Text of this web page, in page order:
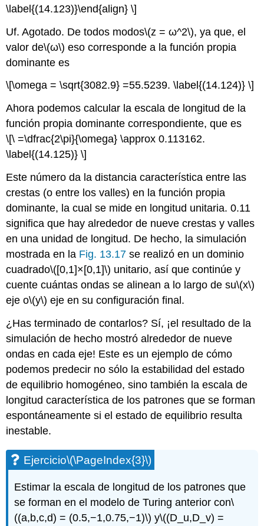
\label{(14.123)}\end{align} \]
Uf. Agotado. De todos modos\(z = ω^2\), ya que, el
valor de\(ω\) eso corresponde a la función propia
dominante es
\[\omega = \sqrt{3082.9} =55.5239. \label{(14.124)} \]
Ahora podemos calcular la escala de longitud de la
función propia dominante correspondiente, que es
\[\ =\dfrac{2\pi}{\omega} \approx 0.113162.
\label{(14.125)} \]
Este número da la distancia característica entre las
crestas (o entre los valles) en la función propia
dominante, la cual se mide en longitud unitaria. 0.11
significa que hay alrededor de nueve crestas y valles
en una unidad de longitud. De hecho, la simulación
mostrada en la Fig. 13.17 se realizó en un dominio
cuadrado\([0,1]×[0,1]\) unitario, así que continúe y
cuente cuántas ondas se alinean a lo largo de su\(x\)
eje o\(y\) eje en su configuración final.
¿Has terminado de contarlos? Sí, ¡el resultado de la
simulación de hecho mostró alrededor de nueve
ondas en cada eje! Este es un ejemplo de cómo
podemos predecir no sólo la estabilidad del estado
de equilibrio homogéneo, sino también la escala de
longitud característica de los patrones que se forman
espontáneamente si el estado de equilibrio resulta
inestable.
Ejercicio\(\PageIndex{3}\)
Estimar la escala de longitud de los patrones que
se forman en el modelo de Turing anterior con\
((a,b,c,d) = (0.5,−1,0.75,−1)\) y\((D_u,D_v) =